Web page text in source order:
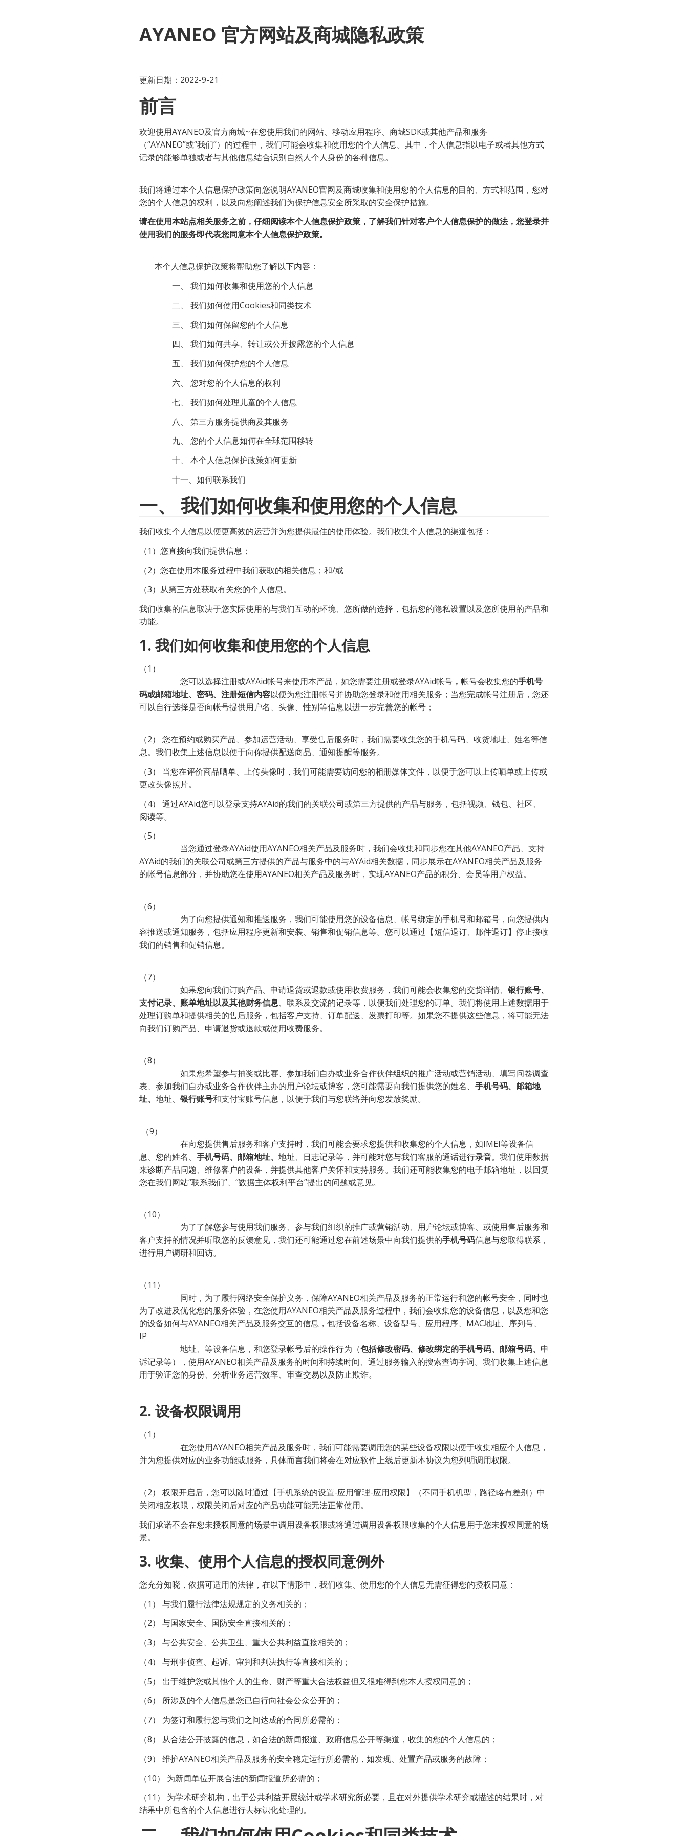
AYANEO 官方网站及商城隐私政策
更新日期：2022-9-21
前言
欢迎使用AYANEO及官方商城~在您使用我们的网站、移动应用程序、商城SDK或其他产品和服务
（“AYANEO”或“我们”）的过程中，我们可能会收集和使用您的个人信息。其中，个人信息指以电子或者其他方式
记录的能够单独或者与其他信息结合识别自然人个人身份的各种信息。
我们将通过本个人信息保护政策向您说明AYANEO官网及商城收集和使用您的个人信息的目的、方式和范围，您对
您的个人信息的权利，以及向您阐述我们为保护信息安全所采取的安全保护措施。
请在使用本站点相关服务之前，仔细阅读本个人信息保护政策，了解我们针对客户个人信息保护的做法，您登录并
使用我们的服务即代表您同意本个人信息保护政策。
本个人信息保护政策将帮助您了解以下内容：
一、 我们如何收集和使用您的个人信息
二、 我们如何使用Cookies和同类技术
三、 我们如何保留您的个人信息
四、 我们如何共享、转让或公开披露您的个人信息
五、 我们如何保护您的个人信息
六、 您对您的个人信息的权利
七、 我们如何处理儿童的个人信息
八、 第三方服务提供商及其服务
九、 您的个人信息如何在全球范围移转
十、 本个人信息保护政策如何更新
十一、如何联系我们
一、 我们如何收集和使用您的个人信息
我们收集个人信息以便更高效的运营并为您提供最佳的使用体验。我们收集个人信息的渠道包括：
（1）您直接向我们提供信息；
（2）您在使用本服务过程中我们获取的相关信息；和/或
（3）从第三方处获取有关您的个人信息。
我们收集的信息取决于您实际使用的与我们互动的环境、您所做的选择，包括您的隐私设置以及您所使用的产品和
功能。
1. 我们如何收集和使用您的个人信息
（1）
                    您可以选择注册或AYAid帐号来使用本产品，如您需要注册或登录AYAid帐号
， 帐号会收集您的手机号
码或邮箱地址、密码、注册短信内容以便为您注册帐号并协助您登录和使用相关服务；当您完成帐号注册后，您还
可以自行选择是否向帐号提供用户名、头像、性别等信息以进一步完善您的帐号；
（2） 您在预约或购买产品、参加运营活动、享受售后服务时，我们需要收集您的手机号码、收货地址、姓名等信
息。我们收集上述信息以便于向你提供配送商品、通知提醒等服务。
（3） 当您在评价商品晒单、上传头像时，我们可能需要访问您的相册媒体文件，以便于您可以上传晒单或上传或
更改头像照片。
（4） 通过AYAid您可以登录支持AYAid的我们的关联公司或第三方提供的产品与服务，包括视频、钱包、社区、
阅读等。
（5）
AYAid的我们的关联公司或第三方提供的产品与服务中的与AYAid相关数据，同步展示在AYANEO相关产品及服务
的帐号信息部分，并协助您在使用AYANEO相关产品及服务时，实现AYANEO产品的积分、会员等用户权益。
（6）
容推送或通知服务，包括应用程序更新和安装、销售和促销信息等。您可以通过【短信退订、邮件退订】停止接收
我们的销售和促销信息。
（7）
                    如果您向我们订购产品、申请退货或退款或使用收费服务，我们可能会收集您的交货详情、
银行账号、
支付记录、账单地址以及其他财务信息、联系及交流的记录等，以便我们处理您的订单。我们将使用上述数据用于
处理订购单和提供相关的售后服务，包括客户支持、订单配送、发票打印等。如果您不提供这些信息，将可能无法
向我们订购产品、申请退货或退款或使用收费服务。
（8）
表、参加我们自办或业务合作伙伴主办的用户论坛或博客，您可能需要向我们提供您的姓名、 手机号码、邮箱地
址、 地址、 银行账号和支付宝账号信息，以便于我们与您联络并向您发放奖励。
息、您的姓名、 手机号码、邮箱地址、 地址、日志记录等，并可能对您与我们客服的通话进行录音。我们使用数据
来诊断产品问题、维修客户的设备，并提供其他客户关怀和支持服务。我们还可能收集您的电子邮箱地址，以回复
您在我们网站“联系我们”、“数据主体权利平台”提出的问题或意见。
（10）
客户支持的情况并听取您的反馈意见，我们还可能通过您在前述场景中向我们提供的手机号码信息与您取得联系，
进行用户调研和回访。
（11）
为了改进及优化您的服务体验，在您使用AYANEO相关产品及服务过程中，我们会收集您的设备信息，以及您和您
的设备如何与AYANEO相关产品及服务交互的信息，包括设备名称、设备型号、应用程序、MAC地址、序列号、
IP
                    地址、等设备信息，和您登录帐号后的操作行为（
包括修改密码、修改绑定的手机号码、邮箱号码、 申
诉记录等），使用AYANEO相关产品及服务的时间和持续时间、通过服务输入的搜索查询字词。我们收集上述信息
用于验证您的身份、分析业务运营效率、审查交易以及防止欺诈。
2. 设备权限调用
（1）
并为您提供对应的业务功能或服务，具体而言我们将会在对应软件上线后更新本协议为您列明调用权限。
（2） 权限开启后，您可以随时通过【手机系统的设置-应用管理-应用权限】（不同手机机型，路径略有差别）中
关闭相应权限，权限关闭后对应的产品功能可能无法正常使用。
我们承诺不会在您未授权同意的场景中调用设备权限或将通过调用设备权限收集的个人信息用于您未授权同意的场
景。
3. 收集、使用个人信息的授权同意例外
您充分知晓，依据可适用的法律，在以下情形中，我们收集、使用您的个人信息无需征得您的授权同意：
（1） 与我们履行法律法规规定的义务相关的；
（2） 与国家安全、国防安全直接相关的；
（3） 与公共安全、公共卫生、重大公共利益直接相关的；
（4） 与刑事侦查、起诉、审判和判决执行等直接相关的；
（5） 出于维护您或其他个人的生命、财产等重大合法权益但又很难得到您本人授权同意的；
（6） 所涉及的个人信息是您已自行向社会公众公开的；
（7） 为签订和履行您与我们之间达成的合同所必需的；
（8） 从合法公开披露的信息，如合法的新闻报道、政府信息公开等渠道，收集的您的个人信息的；
（9） 维护AYANEO相关产品及服务的安全稳定运行所必需的，如发现、处置产品或服务的故障；
（10） 为新闻单位开展合法的新闻报道所必需的；
（11） 为学术研究机构，出于公共利益开展统计或学术研究所必要，且在对外提供学术研究或描述的结果时，对
结果中所包含的个人信息进行去标识化处理的。